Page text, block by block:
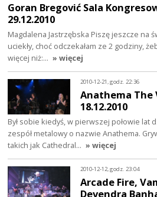
Goran Bregović Sala
29.12.2010
Magdalena Jastrzębska Piszę jeszcze na
uciekły, choć odczekałam ze 2 godziny,
więcej niż:… » więcej
2010-12-21, godz. 22:36
Anathema The
18.12.2010
Był sobie kiedyś, w pierwszej połowie lat
zespół metalowy o nazwie Anathema.
takich jak Cathedral… » więcej
2010-12-12, godz. 23:04
Arcade Fire,
Devendra